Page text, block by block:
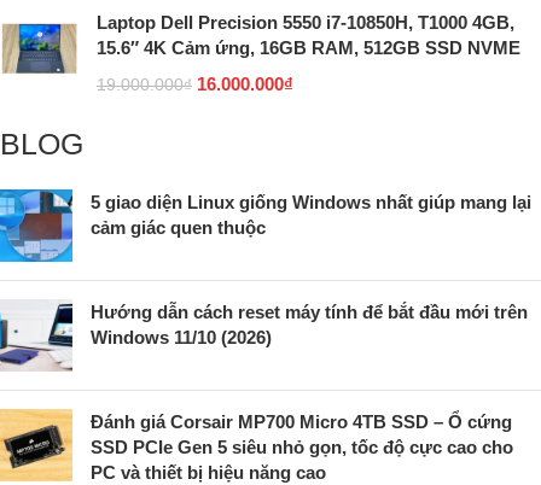
Laptop Dell Precision 5550 i7-10850H, T1000 4GB,
15.6″ 4K Cảm ứng, 16GB RAM, 512GB SSD NVME
19.000.000₫ 16.000.000₫
BLOG
5 giao diện Linux giống Windows nhất giúp mang lại
cảm giác quen thuộc
Hướng dẫn cách reset máy tính để bắt đầu mới trên
Windows 11/10 (2026)
Đánh giá Corsair MP700 Micro 4TB SSD – Ổ cứng
SSD PCIe Gen 5 siêu nhỏ gọn, tốc độ cực cao cho
PC và thiết bị hiệu năng cao